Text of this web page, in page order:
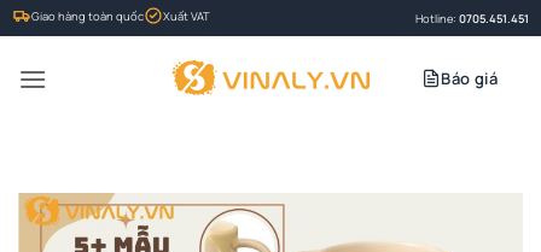
Bỏ
qua
nội
Giao hàng toàn quốc Xuất VAT Hotline: 0705.451.451
Báo giá